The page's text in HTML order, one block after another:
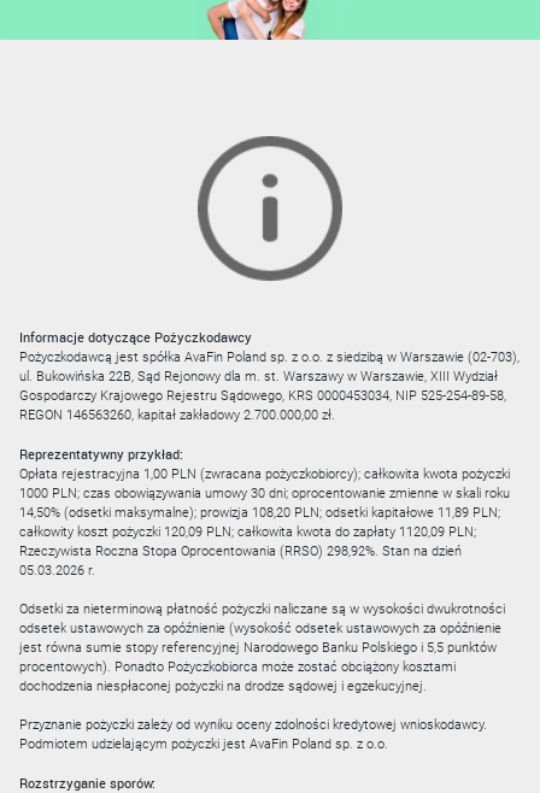
Informacje dotyczące Pożyczkodawcy
Pożyczkodawcą jest spółka AvaFin Poland sp. z o.o. z siedzibą w Warszawie (02-703),
ul. Bukowińska 22B, Sąd Rejonowy dla m. st. Warszawy w Warszawie, XIII Wydział
Gospodarczy Krajowego Rejestru Sądowego, KRS 0000453034, NIP 525-254-89-58,
REGON 146563260, kapitał zakładowy 2.700.000,00 zł.
Reprezentatywny przykład:
Opłata rejestracyjna 1,00 PLN (zwracana pożyczkobiorcy); całkowita kwota pożyczki
1000 PLN; czas obowiązywania umowy 30 dni; oprocentowanie zmienne w skali roku
14,50% (odsetki maksymalne); prowizja 108,20 PLN; odsetki kapitałowe 11,89 PLN;
całkowity koszt pożyczki 120,09 PLN; całkowita kwota do zapłaty 1120,09 PLN;
Rzeczywista Roczna Stopa Oprocentowania (RRSO) 298,92%. Stan na dzień
05.03.2026 r.
Odsetki za nieterminową płatność pożyczki naliczane są w wysokości dwukrotności
odsetek ustawowych za opóźnienie (wysokość odsetek ustawowych za opóźnienie
jest równa sumie stopy referencyjnej Narodowego Banku Polskiego i 5,5 punktów
procentowych). Ponadto Pożyczkobiorca może zostać obciążony kosztami
dochodzenia niespłaconej pożyczki na drodze sądowej i egzekucyjnej.
Przyznanie pożyczki zależy od wyniku oceny zdolności kredytowej wnioskodawcy.
Podmiotem udzielającym pożyczki jest AvaFin Poland sp. z o.o.
Rozstrzyganie sporów: